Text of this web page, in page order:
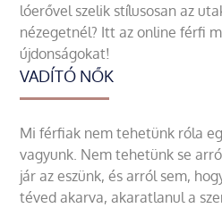
lóerővel szelik stílusosan az
nézegetnél? Itt az online férfi
újdonságokat!
VADÍTÓ NŐK
Mi férfiak nem tehetünk róla
vagyunk. Nem tehetünk se
jár az eszünk, és arról sem,
téved akarva, akaratlanul a